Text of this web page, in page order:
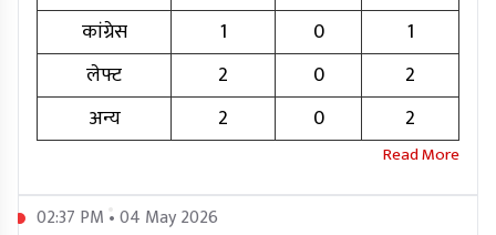
कांग्रेस
1 0
1
लेफ्ट
2 0
2
अन्य
2 0 2
02:37 PM • 04 May 2026